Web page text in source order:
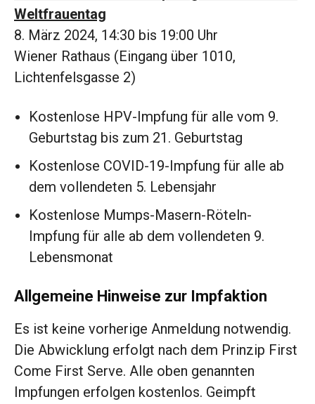
Weltfrauentag
8. März 2024, 14:30 bis 19:00 Uhr
Wiener Rathaus (Eingang über 1010,
Lichtenfelsgasse 2)
Kostenlose HPV-Impfung für alle vom 9.
Geburtstag bis zum 21. Geburtstag
Kostenlose COVID-19-Impfung für alle ab
dem vollendeten 5. Lebensjahr
Kostenlose Mumps-Masern-Röteln-
Impfung für alle ab dem vollendeten 9.
Lebensmonat
Allgemeine Hinweise zur Impfaktion
Es ist keine vorherige Anmeldung notwendig.
Die Abwicklung erfolgt nach dem Prinzip First
Come First Serve. Alle oben genannten
Impfungen erfolgen kostenlos. Geimpft